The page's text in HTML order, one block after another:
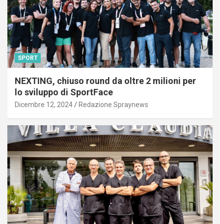
SPORT
NEXTING, chiuso round da oltre 2 milioni per
lo sviluppo di SportFace
Dicembre 12, 2024 Redazione Spraynews